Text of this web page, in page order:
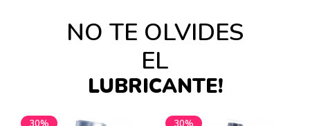
NO TE OLVIDES
EL
LUBRICANTE!